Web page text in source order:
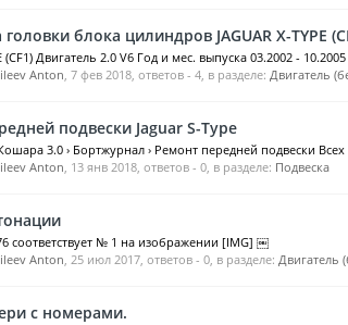
блока цилиндров JAGUAR X-TYPE
(CF1) Двигатель 2.0 V6 Год и мес. выпуска 03.2002 -
Anton, 7 фев 2018, ответов - 4, в разделе: Двигатель
подвески Jaguar S-Type
3.0 › Бортжурнал › Ремонт передней подвески
Anton, 13 янв 2018, ответов - 0, в разделе: Подвеска
соответствует № 1 на изображении [IMG] ￼
Anton, 25 июл 2017, ответов - 0, в разделе: Двигатель
с номерами.